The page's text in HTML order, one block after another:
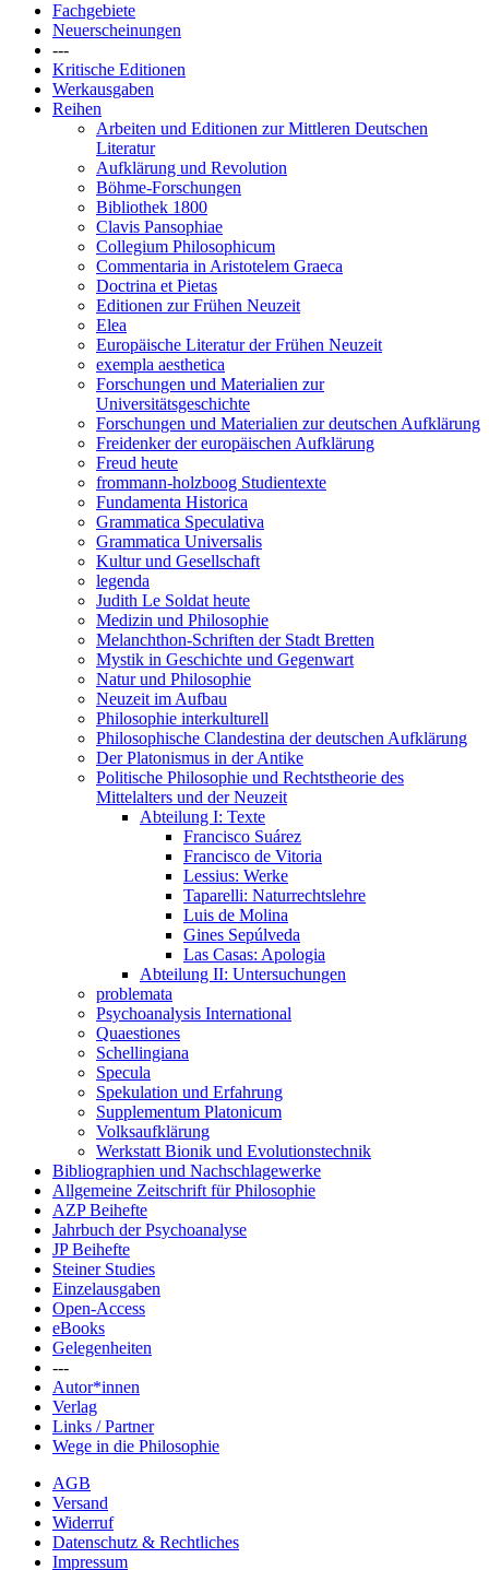
Fachgebiete
Neuerscheinungen
---
Kritische Editionen
Werkausgaben
Reihen
Arbeiten und Editionen zur Mittleren Deutschen
Literatur
Aufklärung und Revolution
Böhme-Forschungen
Bibliothek 1800
Clavis Pansophiae
Collegium Philosophicum
Commentaria in Aristotelem Graeca
Doctrina et Pietas
Editionen zur Frühen Neuzeit
Elea
Europäische Literatur der Frühen Neuzeit
exempla aesthetica
Forschungen und Materialien zur
Universitätsgeschichte
Forschungen und Materialien zur deutschen Aufklärung
Freidenker der europäischen Aufklärung
Freud heute
frommann-holzboog Studientexte
Fundamenta Historica
Grammatica Speculativa
Grammatica Universalis
Kultur und Gesellschaft
legenda
Judith Le Soldat heute
Medizin und Philosophie
Melanchthon-Schriften der Stadt Bretten
Mystik in Geschichte und Gegenwart
Natur und Philosophie
Neuzeit im Aufbau
Philosophie interkulturell
Philosophische Clandestina der deutschen Aufklärung
Der Platonismus in der Antike
Politische Philosophie und Rechtstheorie des
Mittelalters und der Neuzeit
Abteilung I: Texte
Francisco Suárez
Francisco de Vitoria
Lessius: Werke
Taparelli: Naturrechtslehre
Luis de Molina
Gines Sepúlveda
Las Casas: Apologia
Abteilung II: Untersuchungen
problemata
Psychoanalysis International
Quaestiones
Schellingiana
Specula
Spekulation und Erfahrung
Supplementum Platonicum
Volksaufklärung
Werkstatt Bionik und Evolutionstechnik
Bibliographien und Nachschlagewerke
Allgemeine Zeitschrift für Philosophie
AZP Beihefte
Jahrbuch der Psychoanalyse
JP Beihefte
Steiner Studies
Einzelausgaben
Open-Access
eBooks
Gelegenheiten
---
Autor*innen
Verlag
Links / Partner
Wege in die Philosophie
AGB
Versand
Widerruf
Datenschutz & Rechtliches
Impressum